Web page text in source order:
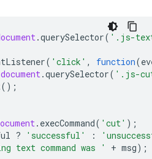
.querySelector( '.js-
( 'click' , function(
document.querySelector( '.js-
();
. execCommand( 'cut' );
? 'successful' :
text command was ' + msg);